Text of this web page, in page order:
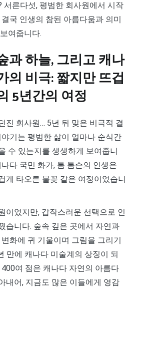
서른다섯, 평범한 회사원에서 시작
국 인생의 참된 아름다움과 의미
여줍니다.
과 하늘, 그리고 캐나
의 비극: 짧지만 뜨겁
5년간의 여정
진 회사원… 5년 뒤 맞은 비극적 결
기는 평범한 삶이 얼마나 순식간
수 있는지를 생생하게 보여줍니
다 국민 화가, 톰 톰슨의 인생은
게 타오른 불꽃 같은 여정이었습니
이었지만, 갑작스러운 선택으로 인
습니다. 숲속 깊은 곳에서 자연과
화에 귀 기울이며 그림을 그리기
만에 캐나다 미술계의 상징이 되
여 점은 캐나다 자연의 아름다
내어, 지금도 많은 이들에게 영감